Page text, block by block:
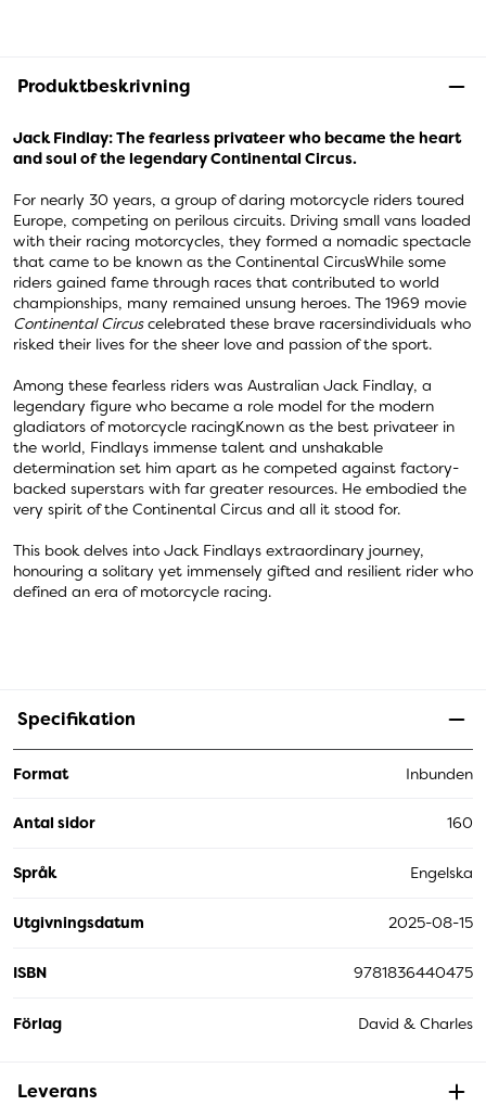
Produktbeskrivning
Jack Findlay: The fearless privateer who became the heart
and soul of the legendary Continental Circus.
For nearly 30 years, a group of daring motorcycle riders toured
Europe, competing on perilous circuits. Driving small vans loaded
with their racing motorcycles, they formed a nomadic spectacle
that came to be known as the Continental CircusWhile some
riders gained fame through races that contributed to world
championships, many remained unsung heroes. The 1969 movie
Continental Circuscelebrated these brave racersindividuals who
risked their lives for the sheer love and passion of the sport.
Among these fearless riders was Australian Jack Findlay, a
legendary figure who became a role model for the modern
gladiators of motorcycle racingKnown as the best privateer in
the world, Findlays immense talent and unshakable
determination set him apart as he competed against factory-
backed superstars with far greater resources. He embodied the
very spirit of the Continental Circus and all it stood for.
This book delves into Jack Findlays extraordinary journey,
honouring a solitary yet immensely gifted and resilient rider who
defined an era of motorcycle racing.
Specifikation
Format Inbunden
Antal sidor 160
Språk Engelska
Utgivningsdatum 2025-08-15
ISBN 9781836440475
Förlag David & Charles
Leverans